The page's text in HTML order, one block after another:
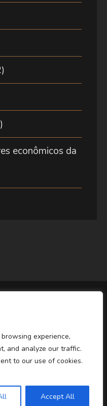
experience,
and analyze our traffic.
to our use of cookies.
Accept All
econômicos da